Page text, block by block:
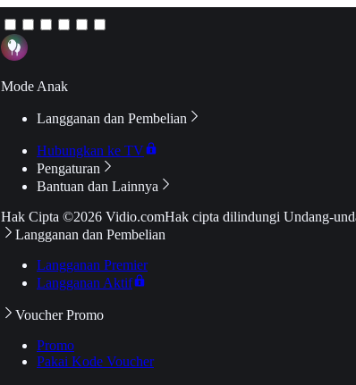
Mode Anak
Langganan dan Pembelian
Hubungkan ke TV
Pengaturan
Bantuan dan Lainnya
Hak Cipta ©2026 Vidio.comHak cipta dilindungi Undang-
Langganan dan Pembelian
Langganan Premier
Langganan Aktif
Voucher Promo
Promo
Pakai Kode Voucher